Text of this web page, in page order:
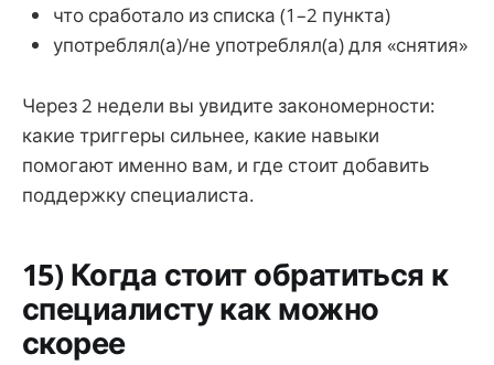
что сработало из списка (1–2 пункта)
употреблял(а)/не употреблял(а) для «снятия»
Через 2 недели вы увидите закономерности:
какие триггеры сильнее, какие навыки
помогают именно вам, и где стоит добавить
поддержку специалиста.
15) Когда стоит обратиться к
специалисту как можно
скорее